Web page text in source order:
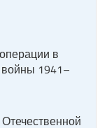
в
войны 1941–